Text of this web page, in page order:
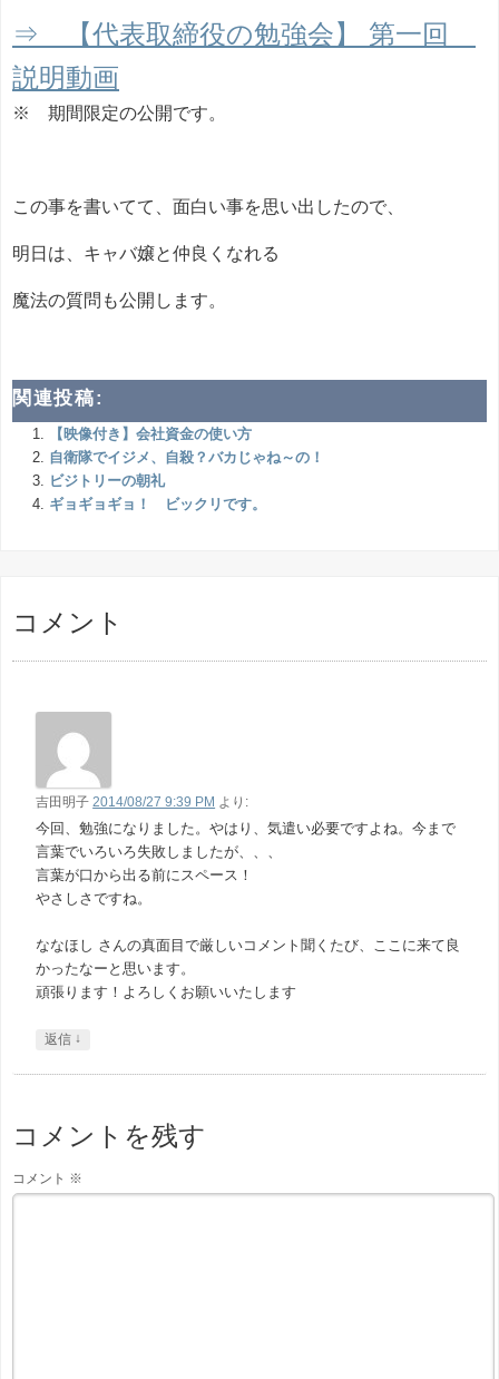
⇒ 【代表取締役の勉強会】 第一回
説明動画
※ 期間限定の公開です。
この事を書いてて、面白い事を思い出したので、
明日は、キャバ嬢と仲良くなれる
魔法の質問も公開します。
関連投稿:
【映像付き】会社資金の使い方
自衛隊でイジメ、自殺？バカじゃね～の！
ビジトリーの朝礼
ギョギョギョ！ ビックリです。
コメント
吉田明子 2014/08/27 9:39 PM より:
今回、勉強になりました。やはり、気遣い必要ですよね。今まで
言葉でいろいろ失敗しましたが、、、
言葉が口から出る前にスペース！
やさしさですね。
ななほし さんの真面目で厳しいコメント聞くたび、ここに来て良
かったなーと思います。
頑張ります！よろしくお願いいたします
返信 ↓
コメントを残す
コメント ※